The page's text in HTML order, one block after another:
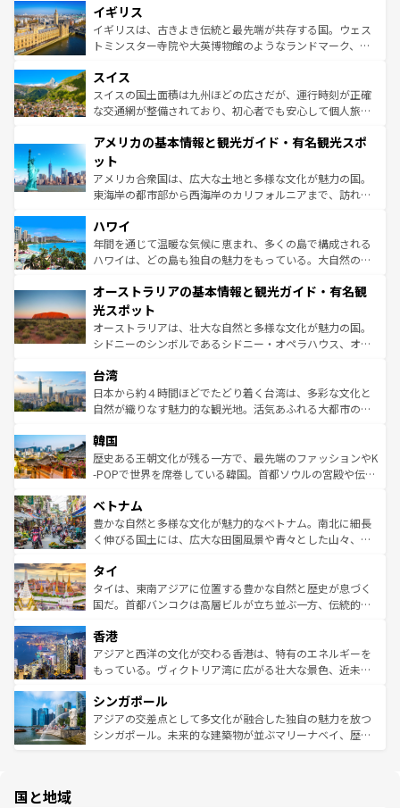
香り高いラベンダー畑など、多彩な楽しみ方が可能だ。さ
らに、パリ以外の地域にも魅力が溢れており、どの街角に
も豊かな歴史と文化が息づいている。パリ以外の個性あふ
を参照してほしい。
顔を持つこの国は、どこを歩いても飽きることがない。ベ
ルリンの文化的活気、バイエルン州のアルプスの絶景、そ
してライン川沿いのワイン畑といった風景は必見。ビール
は、お酒好きな人にはぜひ体験してほしい。 なお、新着の
ドイツ情報はコンテンツ一覧を参照してほしい。
イギリス
イギリスは、古きよき伝統と最先端が共存する国。ウェス
トミンスター寺院や大英博物館のようなランドマーク、歴
リアごとに異なる魅力がある。また、優雅なアフタヌーン
ティー、ビール好きにはたまらない英国パブ、サッカー観
戦など、本場だからこそできる体験も豊富。イギリスを旅
ンツ一覧を参照してほしい。
スイス
スイスの国土面積は九州ほどの広さだが、運行時刻が正確
な交通網が整備されており、初心者でも安心して個人旅行
の建物がそのまま残る町や、スイスならではのユニークな
博物館もあり、アルプス観光だけでなく町歩きも満喫する
ことができる。国民の所得が高いため物価も高いが、旅行
者向けの交通パス提供のサービスもあり、うまく活用すれ
着のスイス情報は
アメリカの基本情報と観光ガイド・有名観光スポ
ット
アメリカ合衆国は、広大な土地と多様な文化が魅力の国。
東海岸の都市部から西海岸のカリフォルニアまで、訪れる
のような巨大都市は、観光、ショッピング、エンターテイ
ンメントが詰まった刺激的なスポットだ。一方、アメリカ
西部には大自然が広がり、グランドキャニオンやイエロー
部のニューオーリンズでは、音楽と美食が融合した独特の
文化が魅力。旅行者はアメリカの各地域で異なる魅力を楽
しみながら、その多様性と豊かな歴史を感じることができ
るだろう。車でのロードトリップや列車の旅も、アメリカ
情報は
ハワイ
年間を通じて温暖な気候に恵まれ、多くの島で構成される
ハワイは、どの島も独自の魅力をもっている。大自然の神
ワイ島は見逃せない。また、定番の観光地といえばオアフ
島だが、静かな自然を求めるならマウイ島やカウアイ島が
おすすめ。エメラルドグリーンに輝く海をはじめ、豊かな
文化や歴史が息づいている。「アロハスピリット」と呼ば
人々、おいしいローカルフードやハワイアンミュージッ
ク、伝統的なフラダンスなど、すべてがハワイの魅力を彩
っている。訪れるたびに新しい発見と感動が待っているハ
はコンテンツ一覧
オーストラリアの基本情報と観光ガイド・有名観
光スポット
オーストラリアは、壮大な自然と多様な文化が魅力の国。
シドニーのシンボルであるシドニー・オペラハウス、オー
リアリーフや大陸中央部にそびえるウルル（エアーズロッ
ク）、タスマニアの美しい原生林やケアンズの熱帯雨林な
ど、見どころがたくさん。また、カフェやワイン、オージ
いる。アクティビティも充実しており、サーフィンやダイ
ビング、ハイキングなど、アウトドア好きにはたまらな
い。オーストラリアの多彩な魅力を存分に味わいつくそ
参照してほしい。
台湾
日本から約４時間ほどでたどり着く台湾は、多彩な文化と
自然が織りなす魅力的な観光地。活気あふれる大都市の台
ン）、静ひつな山岳地帯である台湾東部など、都市の喧騒
と山間の静けさが共存しており、訪れる人に新しい発見と
驚きをもたらしてくれる。また、奥深い台湾の食文化も魅
容にもいいと評判のスイーツなど、バラエティ豊かな料理
が味わえる。 なお、新着の台湾情報は コンテンツ一覧を参
照してほしい。
韓国
歴史ある王朝文化が残る一方で、最先端のファッションやK
-POPで世界を席巻している韓国。首都ソウルの宮殿や伝統
き、地方に足を延ばせば四季折々の自然美を楽しむことが
できる。そして、キムチや焼肉、絶品のストリートフード
まで、さまざまな韓国料理が待っている。夜には、韓国な
リティに包まれながら、韓国の多彩な魅力を心ゆくまで味
わってみてほしい。 なお、新着の韓国情報はコンテンツ一
覧を参照してほしい。
ベトナム
豊かな自然と多様な文化が魅力的なベトナム。南北に細長
く伸びる国土には、広大な田園風景や青々とした山々、世
急速な発展と共に伝統が息づく。ハノイの古い町並みやホ
ーチミン市のフランス統治時代の建物も、独特の雰囲気を
醸し出している。また、バラエティの豊かさとおいしさで
とつ。フォーやバインミー、ベトナムコーヒーなどは、ぜ
ひ現地で味わいたい。どの地域を訪れてもあたたかい人々
が旅行者を迎えてくれるので、きっと忘れられない旅にな
参照してほしい。
タイ
タイは、東南アジアに位置する豊かな自然と歴史が息づく
国だ。首都バンコクは高層ビルが立ち並ぶ一方、伝統的な
の活気が交差している。北部ではチェンマイなどの山岳地
帯で自然と触れ合い、南部ではプーケットやクラビの美し
いビーチでリゾート気分を楽しむことができる。タイ料理
激する。気候は一年中温暖で、どの季節にも異なる楽しみ
が待っている。親しみやすいタイの人々、仏教を中心とし
た文化、そして多様な観光資源が、訪れる旅人を魅了し続
香港
アジアと西洋の文化が交わる香港は、特有のエネルギーを
もっている。ヴィクトリア湾に広がる壮大な景色、近未来
み、どこを訪れても感動するはず。観光スポットが密集し
ており、効率よく見どころを回れるのも魅力。息をのむよ
うな絶景から文化的な体験まで、香港を存分に楽しみ尽く
シンガポール
アジアの交差点として多文化が融合した独自の魅力を放つ
シンガポール。未来的な建築物が並ぶマリーナベイ、歴史
国と地域